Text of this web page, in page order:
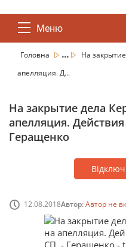
Меню
Головна ...
На
апелляция. Д...
На закрытие дела
апелляция.
Геращенко
12.08.2018Автор:Автор не